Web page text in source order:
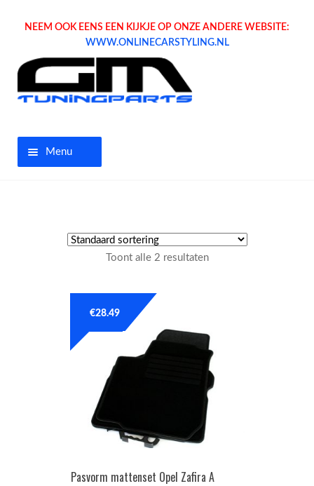
NEEM OOK EENS EEN KIJKJE OP ONZE ANDERE WEBSITE:
WWW.ONLINECARSTYLING.NL
Menu
Tuning parts
OPC Line
Bedrijfswagen parts
Inloggen / Registreren
Toont alle 2 resultaten
Pasvorm mattenset Opel Zafira A
€28.49